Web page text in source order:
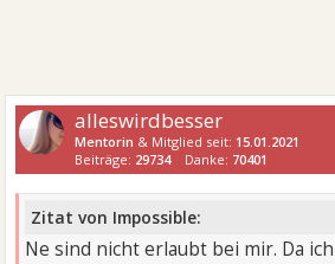
alleswirdbesser
Mentorin & Mitglied seit: 15.01.2021
Beiträge: 29734 Danke: 70401
Zitat von Impossible:
Ne sind nicht erlaubt bei mir. Da